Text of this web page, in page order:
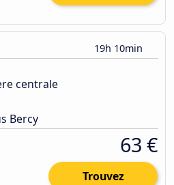
19h 10min
centrale
Bercy
63 €
Trouvez